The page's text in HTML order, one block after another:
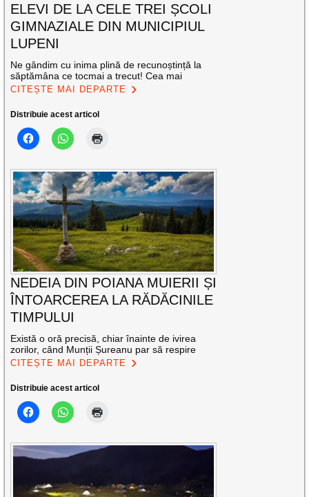
ELEVI DE LA CELE TREI ȘCOLI
GIMNAZIALE DIN MUNICIPIUL
LUPENI
Ne gândim cu inima plină de recunoștință la
săptămâna ce tocmai a trecut! Cea mai
CITEȘTE MAI DEPARTE
Distribuie acest articol
NEDEIA DIN POIANA MUIERII ȘI
ÎNTOARCEREA LA RĂDĂCINILE
TIMPULUI
Există o oră precisă, chiar înainte de ivirea
zorilor, când Munții Șureanu par să respire
CITEȘTE MAI DEPARTE
Distribuie acest articol